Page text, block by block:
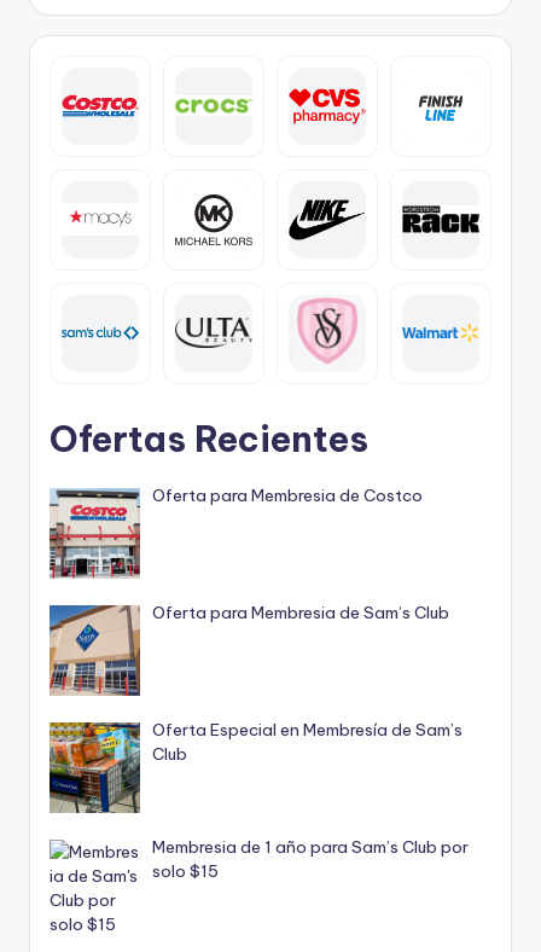
Ofertas Recientes
Oferta para Membresia de Costco
Oferta para Membresia de Sam’s Club
Oferta Especial en Membresía de Sam’s
Club
Membresia de 1 año para Sam’s Club por
solo $15